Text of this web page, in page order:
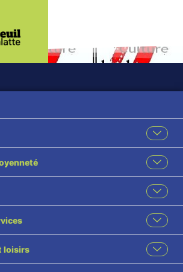
loisirs
Les
Vieux
des associations
du Vieux Verneuil